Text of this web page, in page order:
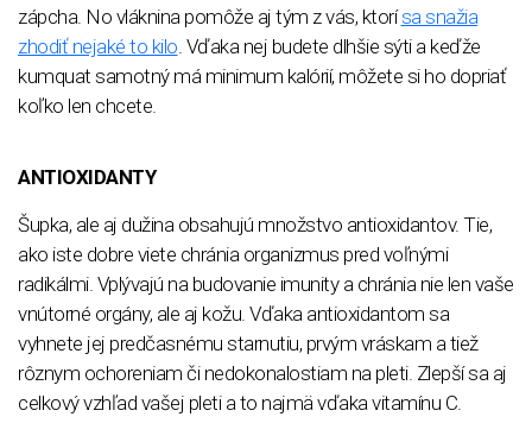
zápcha. No vláknina pomôže aj tým z vás, ktorísa snažia
zhodiť nejaké to kilo . Vďaka nej budete dlhšie sýti a keďže
kumquat samotný má minimum kalórií, môžete si ho dopriať
koľko len chcete.
ANTIOXIDANTY
Šupka, ale aj dužina obsahujú množstvo antioxidantov. Tie,
ako iste dobre viete chránia organizmus pred voľnými
radikálmi. Vplývajú na budovanie imunity a chránia nie len vaše
vnútorné orgány, ale aj kožu. Vďaka antioxidantom sa
vyhnete jej predčasnému starnutiu, prvým vráskam a tiež
rôznym ochoreniam či nedokonalostiam na pleti. Zlepší sa aj
celkový vzhľad vašej pleti a to najmä vďaka vitamínu C.